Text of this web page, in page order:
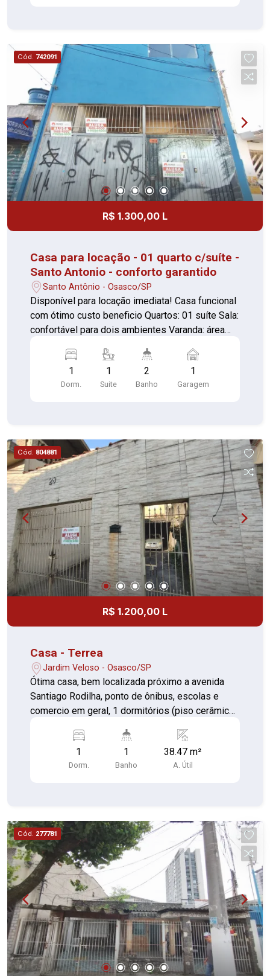
Cód. 742091
R$ 1.300,00 L
Casa para locação - 01 quarto c/suíte -
Santo Antonio - conforto garantido
Santo Antônio - Osasco/SP
Disponível para locação imediata! Casa funcional
com ótimo custo beneficio Quartos: 01 suíte Sala:
confortável para dois ambientes Varanda: área
Lavanderia: separada Banheiro suíte: com
escolas, mercados, padarias, transporte público
1
Dorm.
1
Suite
2
Banho
1
Garagem
Cód. 804881
R$ 1.200,00 L
Casa - Terrea
Jardim Veloso - Osasco/SP
Ótima casa, bem localizada próximo a avenida
Santiago Rodilha, ponto de ônibus, escolas e
comercio em geral, 1 dormitórios (piso cerâmica)
Banheiros (piso cerâmica) Área de Serviço com
corredor externo (piso cerâmica)
1
Dorm.
1
Banho
38.47 m²
A. Útil
Cód. 277781